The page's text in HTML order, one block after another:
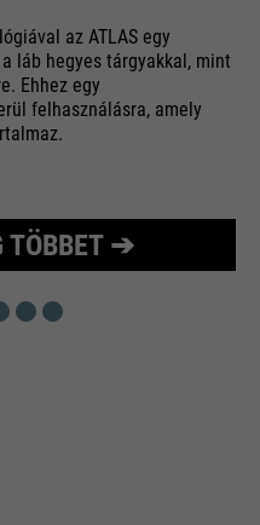
az ATLAS egy
láb hegyes tárgyakkal, mint
Ehhez egy
felhasználásra, amely
TÖBBET ➔